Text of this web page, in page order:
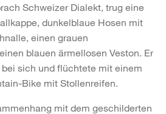
Schweizer Dialekt, trug eine
dunkelblaue Hosen mit
einen grauen
blauen ärmellosen Veston. Er
sich und flüchtete mit einem
Bike mit Stollenreifen.
mit dem geschilderten